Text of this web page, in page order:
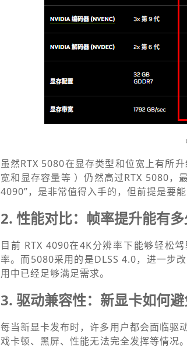
虽然RTX 5080在显存类型和位宽上有所
宽和显存容量等 ）仍然高过RTX 5080，
4090”，是非常值得入手的，但前提是要能
2. 性能对比：帧率提升能有多
目前 RTX 4090在4K分辨率下能够轻松
率。而5080采用的是DLSS 4.0，进一步
用中已经足够满足需求。
3. 驱动兼容性：新显卡如何避
每当新显卡发布时，许多用户都会面临驱
戏卡顿、黑屏、性能无法完全发挥等情况